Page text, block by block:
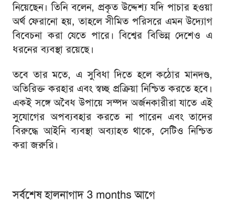
নিয়েছেন। তিনি বলেন, প্রকৃত উদ্দেশ্য যদি পাচার হওয়া
অর্থ ফেরানো হয়, তাহলে সীমিত পরিসরে এমন উদ্যোগ
বিবেচনা করা যেতে পারে। বিশ্বের বিভিন্ন দেশেও এ
ধরনের ব্যবস্থা রয়েছে।
তবে তার মতে, এ সুবিধা দিতে হলে কঠোর মানদণ্ড,
অতিরিক্ত করহার এবং স্বচ্ছ প্রক্রিয়া নিশ্চিত করতে হবে।
একই সঙ্গে অবৈধ উপায়ে সম্পদ অর্জনকারীরা যাতে এই
সুযোগের অপব্যবহার করতে না পারেন এবং তাদের
বিরুদ্ধে আইনি ব্যবস্থা অব্যাহত থাকে, সেটিও নিশ্চিত
করা জরুরি।
সর্বশেষ হালনাগাদ 3 months আগে